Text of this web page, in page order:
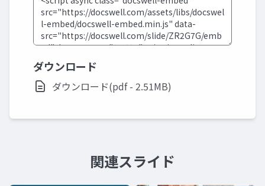
ダウンロード
ダウンロード(pdf - 2.51MB)
関連スライド